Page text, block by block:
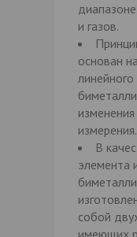
и газов.
основан
измерения.
В
элемента
собой
имеющих